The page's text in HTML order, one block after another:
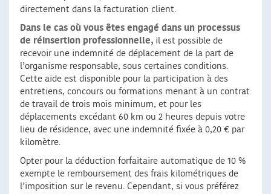
directement dans la facturation client.
Dans le cas où vous êtes engagé dans un processus
de réinsertion professionnelle, il est possible de
recevoir une indemnité de déplacement de la part de
l’organisme responsable, sous certaines conditions.
Cette aide est disponible pour la participation à des
entretiens, concours ou formations menant à un contrat
de travail de trois mois minimum, et pour les
déplacements excédant 60 km ou 2 heures depuis votre
lieu de résidence, avec une indemnité fixée à 0,20 € par
kilomètre.
Opter pour la déduction forfaitaire automatique de 10 %
exempte le remboursement des frais kilométriques de
l’imposition sur le revenu. Cependant, si vous préférez